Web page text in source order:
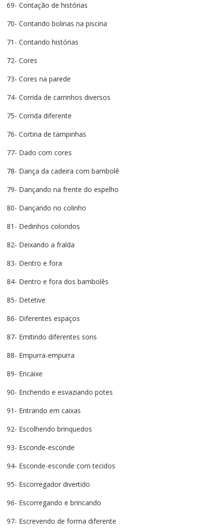
69- Contação de histórias
70- Contando bolinas na piscina
71- Contando histórias
72- Cores
73- Cores na parede
74- Corrida de carrinhos diversos
75- Corrida diferente
76- Cortina de tampinhas
77- Dado com cores
78- Dança da cadeira com bambolê
79- Dançando na frente do espelho
80- Dançando no colinho
81- Dedinhos coloridos
82- Deixando a fralda
83- Dentro e fora
84- Dentro e fora dos bambolês
85- Detetive
86- Diferentes espaços
87- Emitindo diferentes sons
88- Empurra-empurra
89- Encaixe
90- Enchendo e esvaziando potes
91- Entrando em caixas
92- Escolhendo brinquedos
93- Esconde-esconde
94- Esconde-esconde com tecidos
95- Escorregador divertido
96- Escorregando e brincando
97- Escrevendo de forma diferente